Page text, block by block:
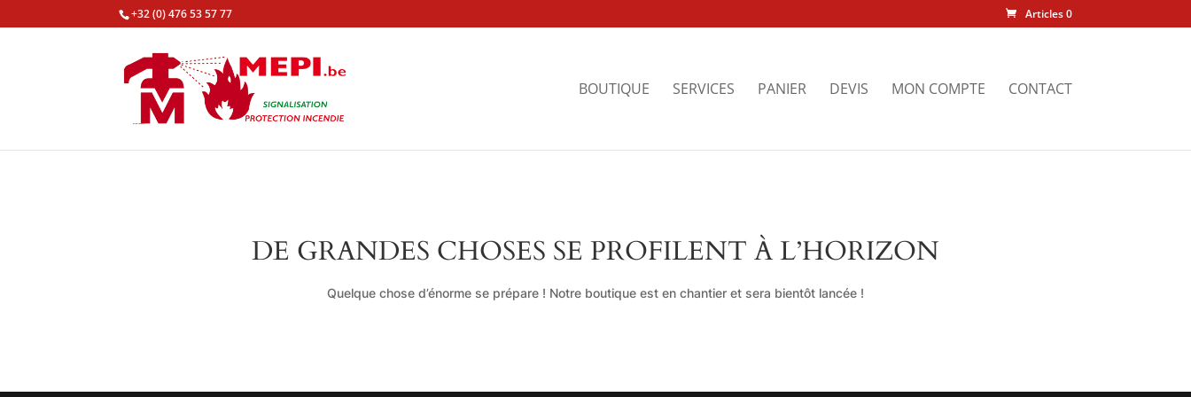
+32 (0) 476 53 57 77 Articles 0
BOUTIQUE SERVICES PANIER DEVIS MON COMPTE CONTACT
DE GRANDES CHOSES SE PROFILENT À L’HORIZON
Quelque chose d’énorme se prépare ! Notre boutique est en chantier et sera bientôt lancée !